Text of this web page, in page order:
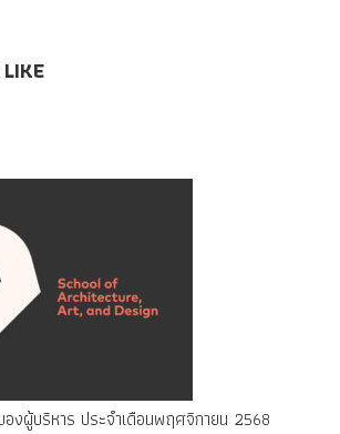
องผู้บริหาร ประจำเดือนพฤศจิกายน 2568